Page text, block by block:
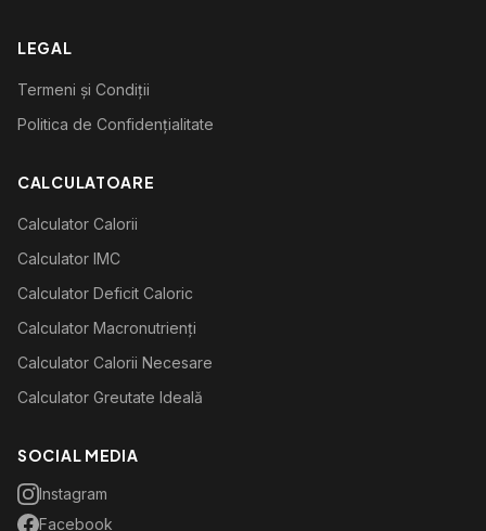
LEGAL
Termeni și Condiții
Politica de Confidențialitate
CALCULATOARE
Calculator Calorii
Calculator IMC
Calculator Deficit Caloric
Calculator Macronutrienți
Calculator Calorii Necesare
Calculator Greutate Ideală
SOCIAL MEDIA
Instagram
Facebook